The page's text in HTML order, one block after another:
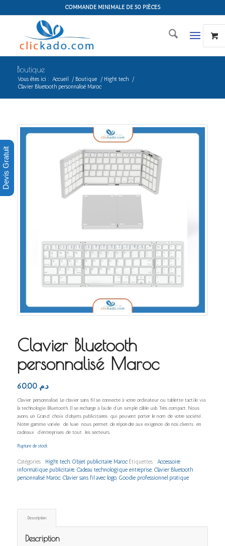
COMMANDE MINIMALE DE 50 PIÈCES
Boutique
Vous êtes ici : Accueil / Boutique / Hight tech
/
Clavier Bluetooth personnalisé Maroc
Clavier Bluetooth
personnalisé Maroc
د.م. 60.00
Clavier personnalisé. Le clavier sans fil se connecte à votre ordinateur ou tablette tactile via
la technologie Bluetooth. Il se recharge à l’aide d’un simple câble usb. Très compact. Nous
avons un Grand choix d’objets publicitaires qui peuvent porter le nom de votre société .
Notre gamme variée de luxe nous permet de répondre aux exigence de nos clients en
cadeaux d’entreprises de tout les secteurs.
Rupture de stock
Catégories : Hight tech, Objet publicitaire Maroc Étiquettes : Accessoire
informatique publicitaire, Cadeau technologique entreprise, Clavier Bluetooth
personnalisé Maroc, Clavier sans fil avec logo, Goodie professionnel pratique
Description
Description
Devis Gratuit